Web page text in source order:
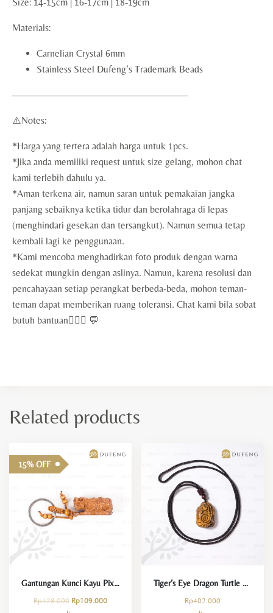
Materials:
Carnelian Crystal 6mm
Stainless Steel Dufeng’s Trademark Beads
——————————————————
⚠️Notes:
*Harga yang tertera adalah harga untuk 1pcs.
*Jika anda memiliki request untuk size gelang, mohon chat
kami terlebih dahulu ya.
*Aman terkena air, namun saran untuk pemakaian jangka
panjang sebaiknya ketika tidur dan berolahraga di lepas
(menghindari gesekan dan tersangkut). Namun semua tetap
kembali lagi ke penggunaan.
*Kami mencoba menghadirkan foto produk dengan warna
sedekat mungkin dengan aslinya. Namun, karena resolusi dan
pencahayaan setiap perangkat berbeda-beda, mohon teman-
teman dapat memberikan ruang toleransi. Chat kami bila sobat
butuh bantuan🙇🏻‍♀️ 💬
Related products
15% OFF
Gantungan Kunci Kayu Pixiu dan 3 Koin Keberuntungan
Rp128.000 Rp109.000
Tiger’s Eye Dragon Turtle Necklace
Rp402.000